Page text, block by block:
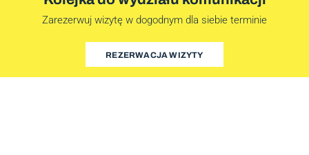
Zarezerwuj wizytę w dogodnym dla siebie terminie
REZERWACJA WIZYTY